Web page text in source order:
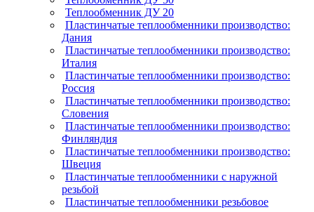
Теплообменник ДУ 20
Пластинчатые теплообменники производство:
Дания
Пластинчатые теплообменники производство:
Италия
Пластинчатые теплообменники производство:
Россия
Пластинчатые теплообменники производство:
Словения
Пластинчатые теплообменники производство:
Финляндия
Пластинчатые теплообменники производство:
Швеция
Пластинчатые теплообменники с наружной
резьбой
Пластинчатые теплообменники резьбовое